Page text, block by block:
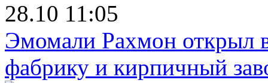
28.10 11:05
Эмомали Рахмон открыл
фабрику и кирпичный